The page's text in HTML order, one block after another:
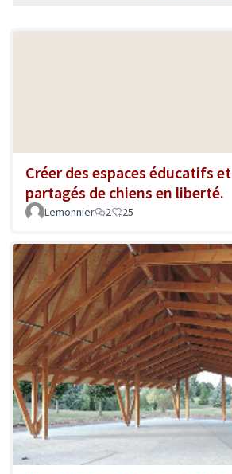
Créer des espaces éducatifs et
partagés de chiens en liberté.
Lemonnier 2 25